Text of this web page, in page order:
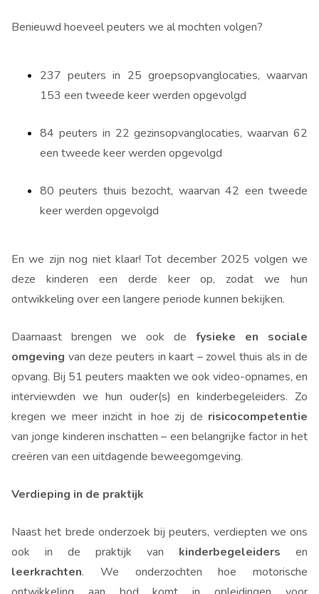
Benieuwd hoeveel peuters we al mochten volgen?
237 peuters in 25 groepsopvanglocaties, waarvan
153 een tweede keer werden opgevolgd
84 peuters in 22 gezinsopvanglocaties, waarvan 62
een tweede keer werden opgevolgd
80 peuters thuis bezocht, waarvan 42 een tweede
keer werden opgevolgd
En we zijn nog niet klaar! Tot december 2025 volgen we
deze kinderen een derde keer op, zodat we hun
ontwikkeling over een langere periode kunnen bekijken.
Daarnaast brengen we ook de fysieke en sociale
omgeving van deze peuters in kaart – zowel thuis als in de
opvang. Bij 51 peuters maakten we ook video-opnames, en
interviewden we hun ouder(s) en kinderbegeleiders. Zo
kregen we meer inzicht in hoe zij de risicocompetentie
van jonge kinderen inschatten – een belangrijke factor in het
creëren van een uitdagende beweegomgeving.
Verdieping in de praktijk
Naast het brede onderzoek bij peuters, verdiepten we ons
ook in de praktijk van kinderbegeleiders en
leerkrachten. We onderzochten hoe motorische